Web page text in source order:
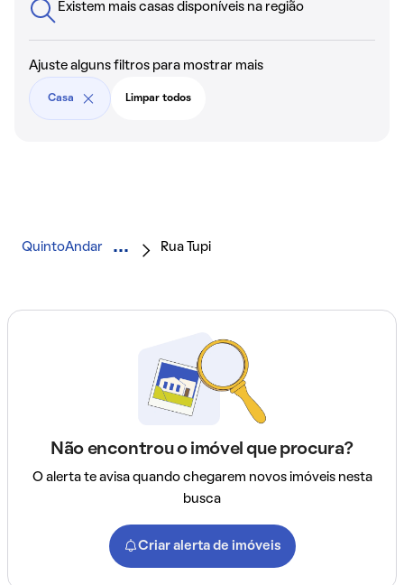
Existem mais casas disponíveis na região
Ajuste alguns filtros para mostrar mais
Casa Limpar todos
QuintoAndar Rua Tupi
Não encontrou o imóvel que procura?
O alerta te avisa quando chegarem novos imóveis nesta
busca
Criar alerta de imóveis